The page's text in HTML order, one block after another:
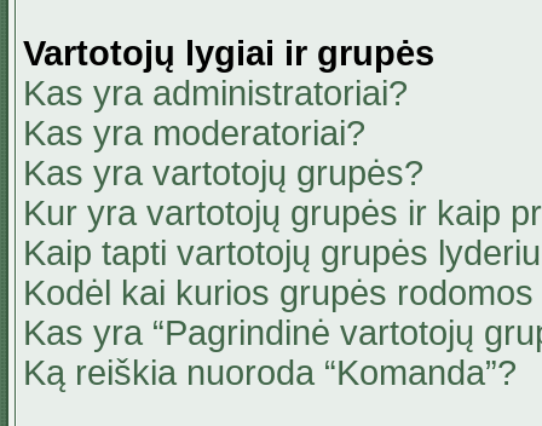
Vartotojų lygiai ir grupės
Kas yra administratoriai?
Kas yra moderatoriai?
Kas yra vartotojų grupės?
Kur yra vartotojų grupės ir kaip
Kaip tapti vartotojų grupės
Kodėl kai kurios grupės
Kas yra “Pagrindinė vartotojų
Ką reiškia nuoroda “Komanda”?